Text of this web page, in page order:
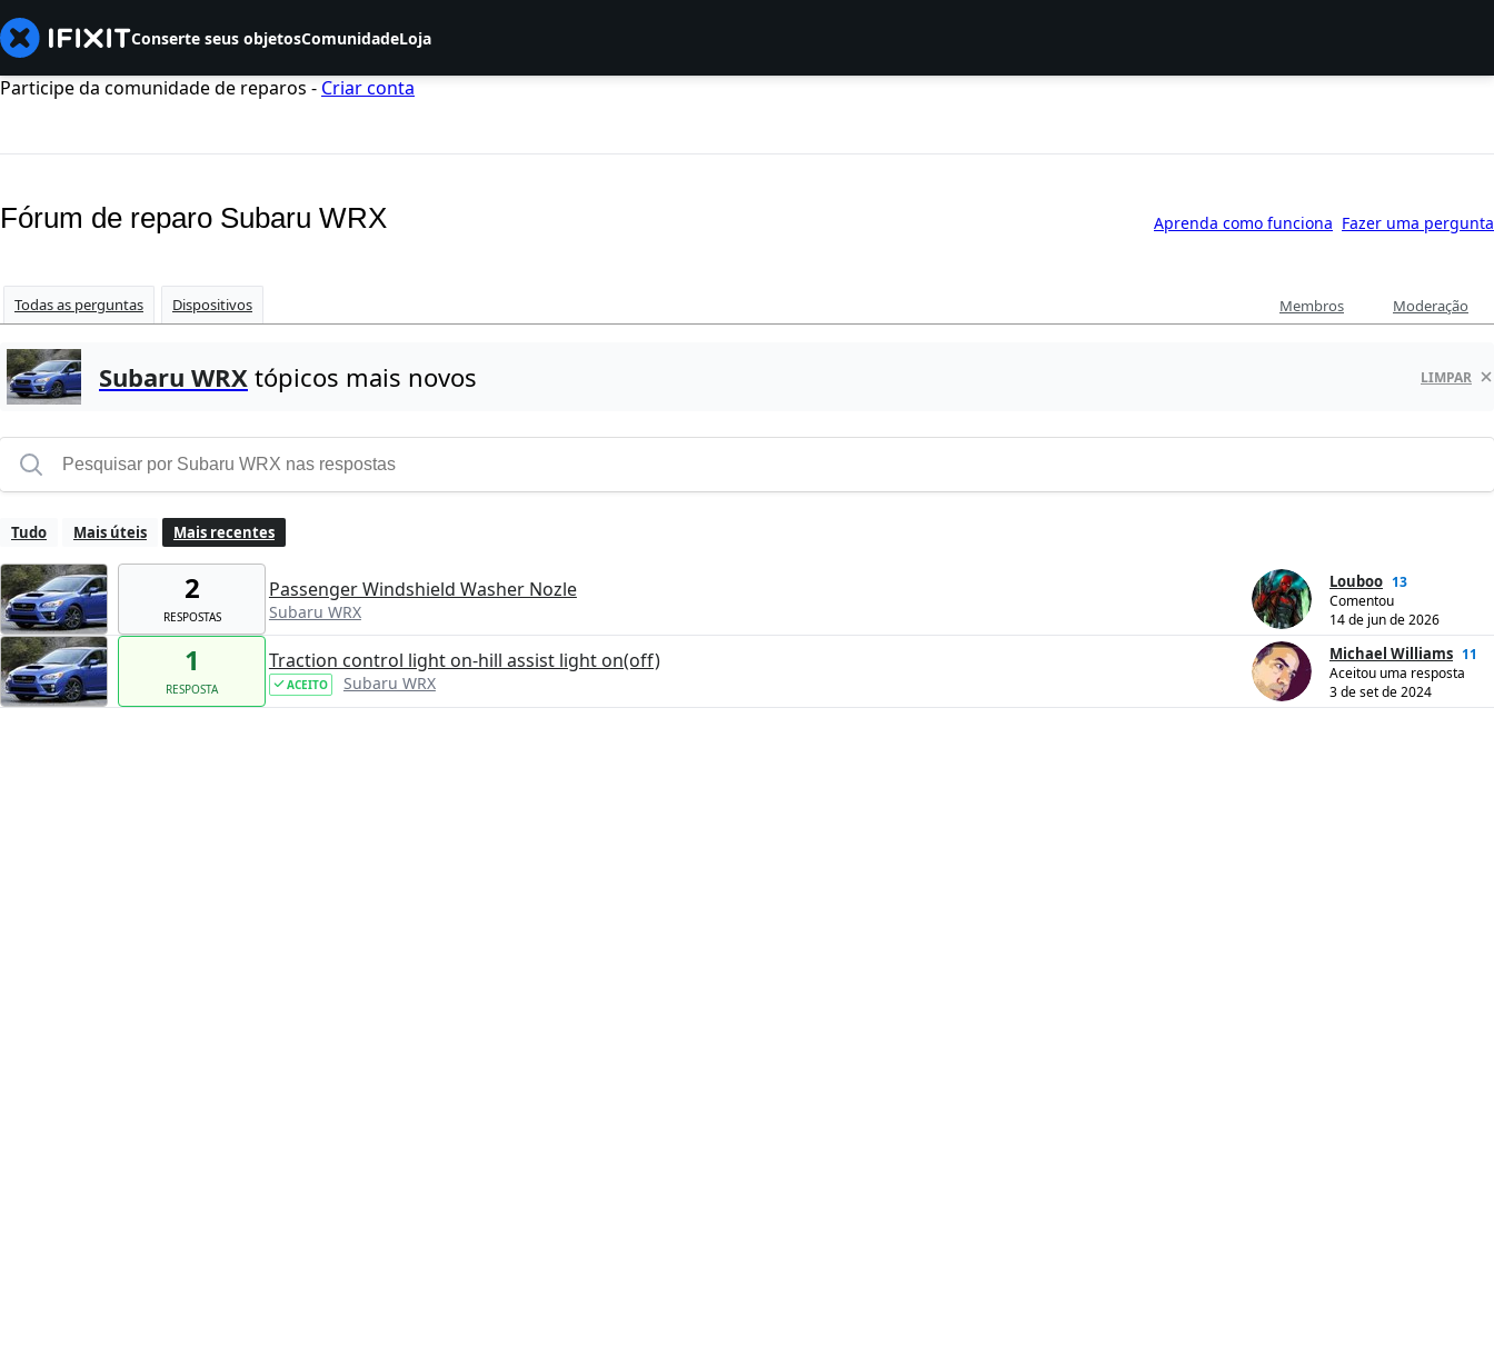
Conserte seus objetosComunidadeLoja
Participe da comunidade de reparos - Criar conta
Fórum de reparo Subaru WRX Aprenda como funciona Fazer uma pergunta
Todas as perguntas Dispositivos Membros Moderação
Subaru WRX tópicos mais novos LIMPAR
Tudo Mais úteis Mais recentes
2
RESPOSTAS
Passenger Windshield Washer Nozle
Subaru WRX
Louboo 13
Comentou
14 de jun de 2026
1
RESPOSTA
Traction control light on-hill assist light on(off)
ACEITO Subaru WRX
Michael Williams 11
Aceitou uma resposta
3 de set de 2024